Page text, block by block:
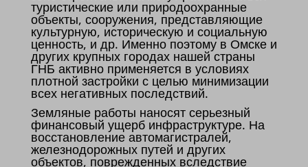
туристические или природоохранные
объекты, сооружения, представляющие
культурную, историческую и социальную
ценность, и др. Именно поэтому в Омске и
других крупных городах нашей страны
ГНБ активно применяется в условиях
плотной застройки с целью минимизации
всех негативных последствий.
Земляные работы наносят серьезный
финансовый ущерб инфраструктуре. На
восстановление автомагистралей,
железнодорожных путей и других
объектов, поврежденных вследствие